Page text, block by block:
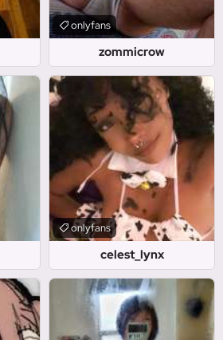
zommicrow
onlyfans
celest_lynx
onlyfans